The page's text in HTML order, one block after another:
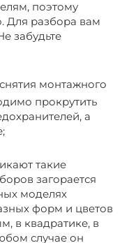
поэтому
Для разбора вам
забудьте
монтажного
прокрутить
а
такие
загорается
моделях
форм и цветов
в квадратике, в
случае он